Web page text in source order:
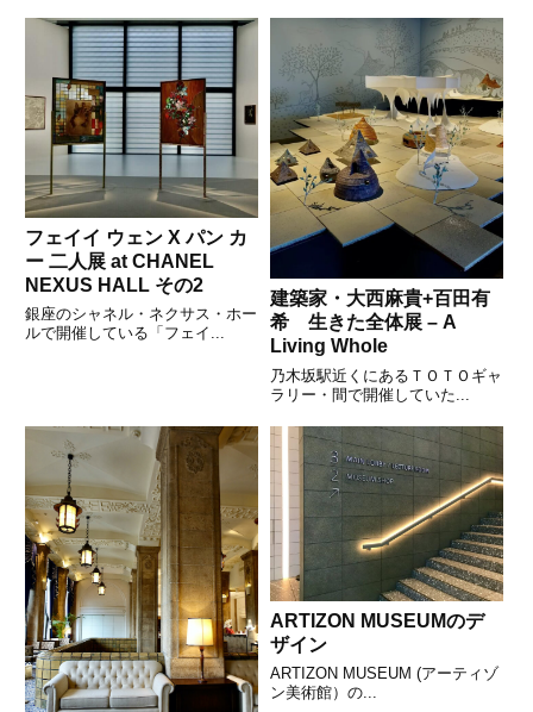
フェイイ ウェン X パン カ
ー 二人展 at CHANEL
NEXUS HALL その2
銀座のシャネル・ネクサス・ホー
ルで開催している「フェイ...
建築家・大西麻貴+百田有
希 生きた全体展 – A
Living Whole
乃木坂駅近くにあるＴＯＴＯギャ
ラリー・間で開催していた...
ARTIZON MUSEUMのデ
ザイン
ARTIZON MUSEUM (アーティゾ
ン美術館）の...